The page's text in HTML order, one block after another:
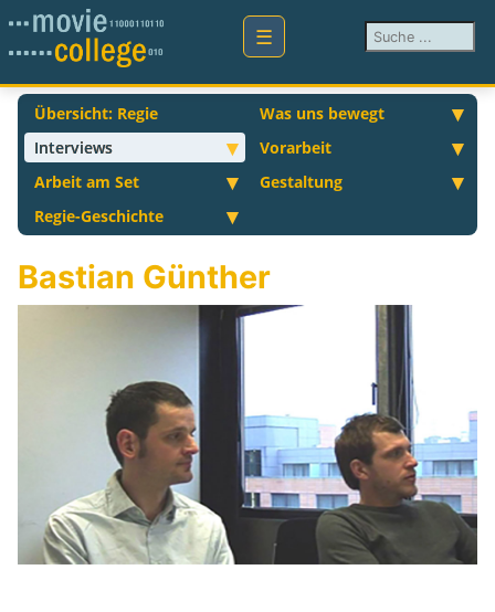
Suchen ...
Übersicht: Regie
Was uns bewegt
Interviews
Vorarbeit
Arbeit am Set
Gestaltung
Regie-Geschichte
Bastian Günther